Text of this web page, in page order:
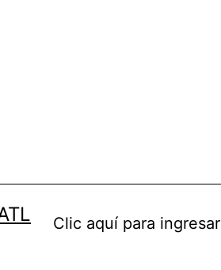
Clic aquí para ingresar